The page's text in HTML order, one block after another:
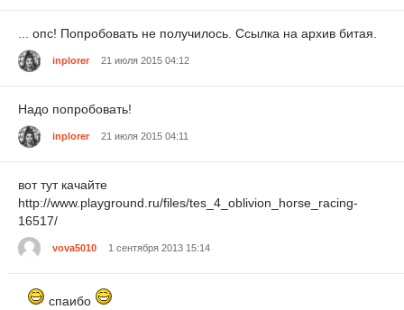
... опс! Попробовать не получилось. Ссылка на архив битая.
inplorer 21 июля 2015 04:12
Надо попробовать!
inplorer 21 июля 2015 04:11
вот тут качайте
http://www.playground.ru/files/tes_4_oblivion_horse_racing-
16517/
vova5010 1 сентября 2013 15:14
спаибо